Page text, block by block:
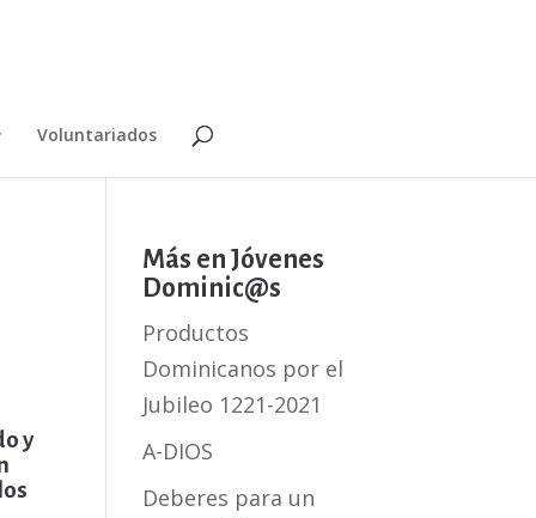
Voluntariados
y
Más en Jóvenes
Dominic@s
Productos
Dominicanos por el
Jubileo 1221-2021
A-DIOS
Deberes para un